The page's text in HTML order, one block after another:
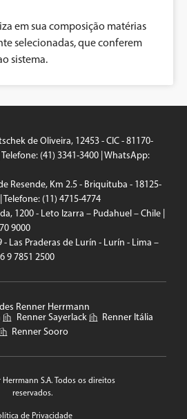
em sua composição matérias
selecionadas, que conferem
sistema.
de Oliveira, 12453 - CIC - 81170-
(41) 3341-3400 | WhatsApp:
Resende, Km 2.5 - Briquituba - 18125-
(11) 4715-4774
1200 - Leto Izarra – Pudahuel – Chile |
9000
- Las Praderas de Lurín - Lurín - Lima –
9 7851 2500
Renner Herrmann
Renner Sayerlack
Renner Itália
Renner Sooro
Herrmann S.A. Todos os direitos
reservados.
de Privacidade